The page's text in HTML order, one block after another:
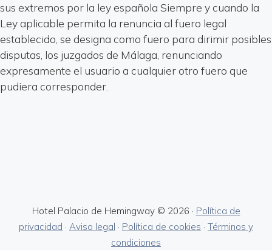
sus extremos por la ley española Siempre y cuando la
Ley aplicable permita la renuncia al fuero legal
establecido, se designa como fuero para dirimir posibles
disputas, los juzgados de Málaga, renunciando
expresamente el usuario a cualquier otro fuero que
pudiera corresponder.
Hotel Palacio de Hemingway © 2026 · Política de
privacidad · Aviso legal · Política de cookies · Términos y
condiciones